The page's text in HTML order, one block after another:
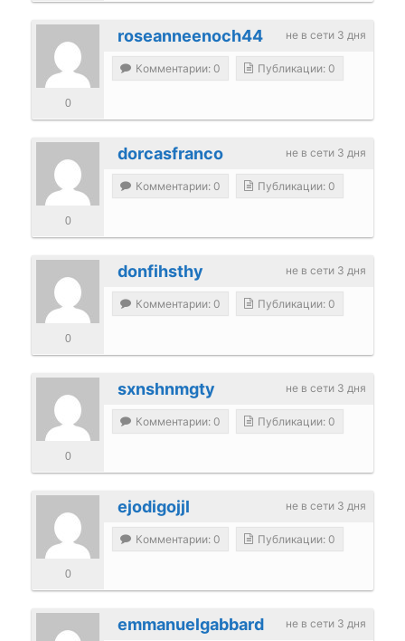
не в сети 3 дня
roseanneenoch44
0
Комментарии: 0 Публикации: 0
не в сети 3 дня
dorcasfranco
0
Комментарии: 0 Публикации: 0
не в сети 3 дня
donfihsthy
0
Комментарии: 0 Публикации: 0
не в сети 3 дня
sxnshnmgty
0
Комментарии: 0 Публикации: 0
не в сети 3 дня
ejodigojjl
0
Комментарии: 0 Публикации: 0
не в сети 3 дня
emmanuelgabbard